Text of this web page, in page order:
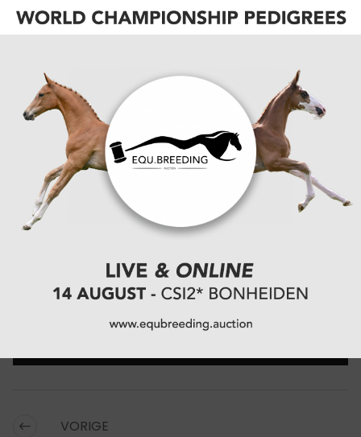
EQU.TV, SHOWJUMPING,VARIA
VORIGE